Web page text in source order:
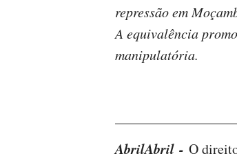
repressão em
A equivalência
manipulatória.
AbrilAbril - O